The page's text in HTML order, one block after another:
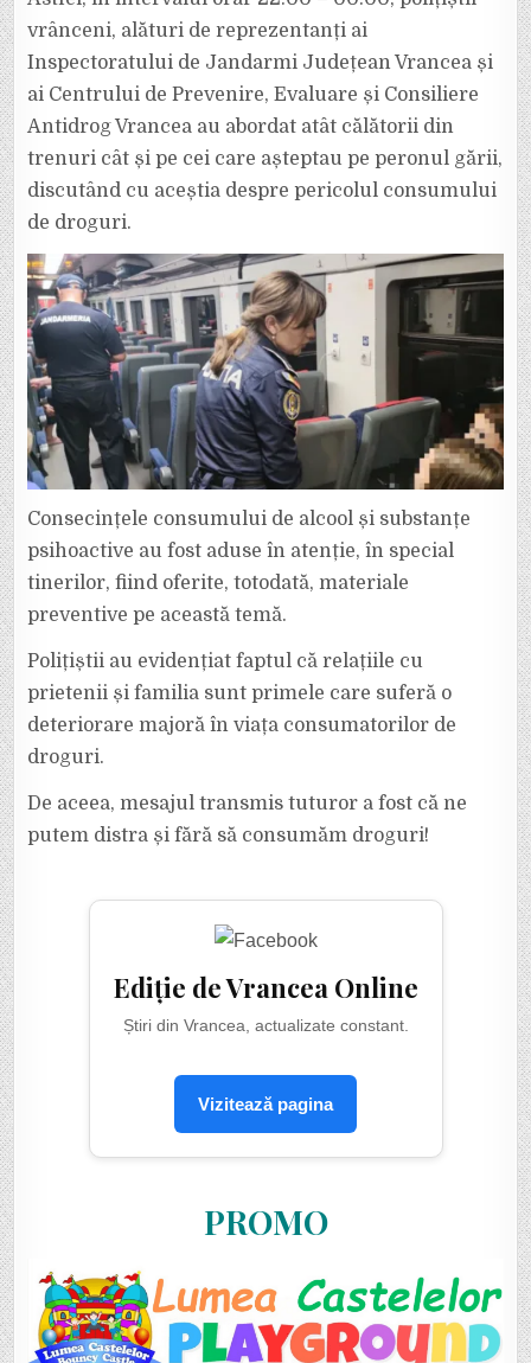
FOST
ȘI
RECOMANDĂRI.
vrânceni, alături de reprezentanți ai
Inspectoratului de Jandarmi Județean Vrancea și
ai Centrului de Prevenire, Evaluare și Consiliere
Antidrog Vrancea au abordat atât călătorii din
trenuri cât și pe cei care așteptau pe peronul gării,
discutând cu aceștia despre pericolul consumului
de droguri.
Consecințele consumului de alcool și substanțe
psihoactive au fost aduse în atenție, în special
tinerilor, fiind oferite, totodată, materiale
preventive pe această temă.
Polițiștii au evidențiat faptul că relațiile cu
prietenii și familia sunt primele care suferă o
deteriorare majoră în viața consumatorilor de
droguri.
De aceea, mesajul transmis tuturor a fost că ne
putem distra și fără să consumăm droguri!
Ediție de Vrancea Online
Știri din Vrancea, actualizate constant.
Vizitează pagina
PROMO